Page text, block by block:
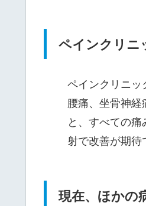
ペインクリニ
ペインクリニッ
腰痛、坐骨神
と、すべての
射で改善が期待
現在、ほかの